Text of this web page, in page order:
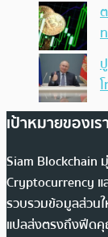
เป้าหมายของเรา
Siam Blockchain
Cryptocurrency แ
รวบรวมข้อมูลส่วนใ
แปลส่งตรงถึงฟีด